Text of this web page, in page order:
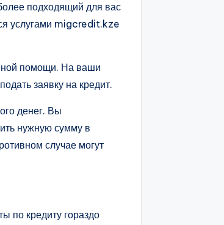
подходящий для вас
услугами migcredit.kze
помощи. На ваши
заявку на кредит.
денег. Вы
нужную сумму в
случае могут
по кредиту гораздо